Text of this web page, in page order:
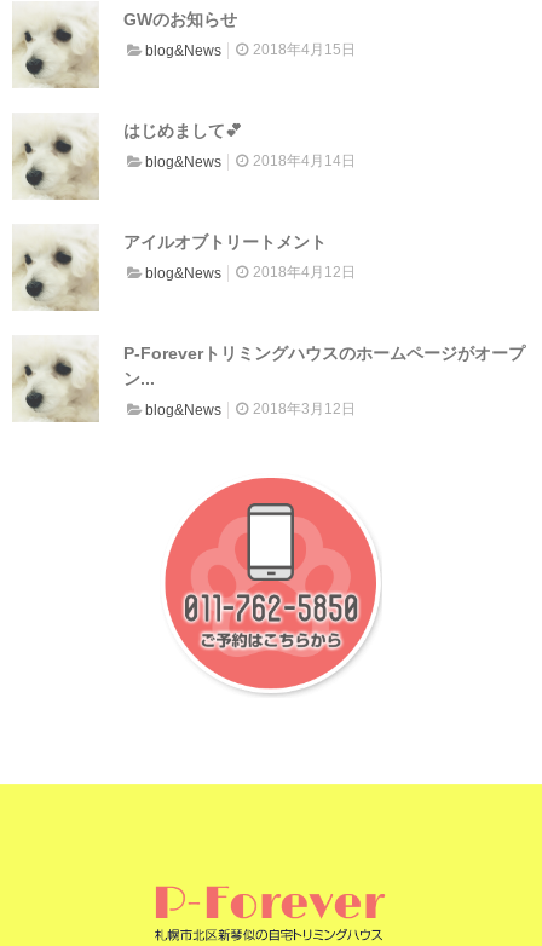
GWのお知らせ
blog&News 2018年4月15日
はじめまして💕
blog&News 2018年4月14日
アイルオブトリートメント
blog&News 2018年4月12日
P-Foreverトリミングハウスのホームページがオープ
ン...
blog&News 2018年3月12日